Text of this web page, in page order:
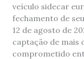
veículo sidecar
fechamento de
12 de agosto de
captação de mais
comprometido